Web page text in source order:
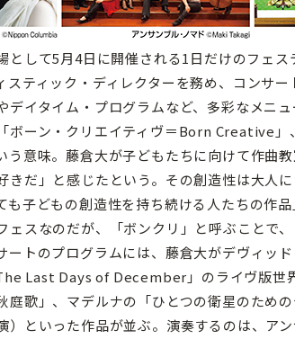
して5月4日に開催される1日だけのフェ
スティック・ディレクターを務め、コンサ
デイタイム・プログラムなど、多彩なメニュ
ボーン・クリエイティヴ＝Born Creative」
う意味。藤倉大が子どもたちに向けて作曲
きだ」と感じたという。その創造性は大人
も子どもの創造性を持ち続ける人たちの作
ェスなのだが、「ボンクリ」と呼ぶことで
トのプログラムには、藤倉大がデヴィッ
Last Days of December」のライヴ版世
庭歌」、マデルナの「ひとつの衛星のため
）といった作品が並ぶ。演奏するのは、ア